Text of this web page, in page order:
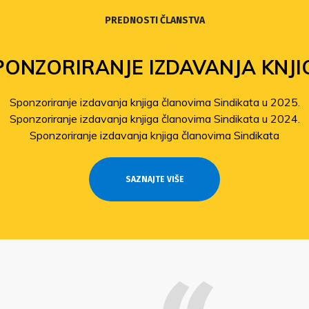
PREDNOSTI ČLANSTVA
IZDAVANJA
Sponzoriranje izdavanja knjiga članovima Sindikata u 2025.
Sponzoriranje izdavanja knjiga članovima Sindikata u 2024.
Sponzoriranje izdavanja knjiga članovima Sindikata
SAZNAJTE VIŠE